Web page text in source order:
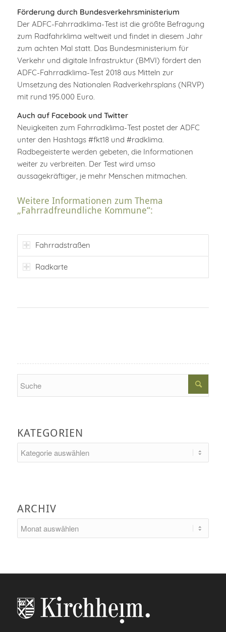
Förderung durch Bundesverkehrsministerium
Der ADFC-Fahrradklima-Test ist die größte Befragung
zum Radfahrklima weltweit und findet in diesem Jahr
zum achten Mal statt. Das Bundesministerium für
Verkehr und digitale Infrastruktur (BMVI) fördert den
ADFC-Fahrradklima-Test 2018 aus Mitteln zur
Umsetzung des Nationalen Radverkehrsplans (NRVP)
mit rund 195.000 Euro.
Auch auf Facebook und Twitter
Neuigkeiten zum Fahrradklima-Test postet der ADFC
unter den Hashtags #fkt18 und #radklima.
Radbegeisterte werden gebeten, die Informationen
weiter zu verbreiten. Der Test wird umso
aussagekräftiger, je mehr Menschen mitmachen.
Weitere Informationen zum Thema
„Fahrradfreundliche Kommune“:
Fahrradstraßen
Radkarte
KATEGORIEN
ARCHIV